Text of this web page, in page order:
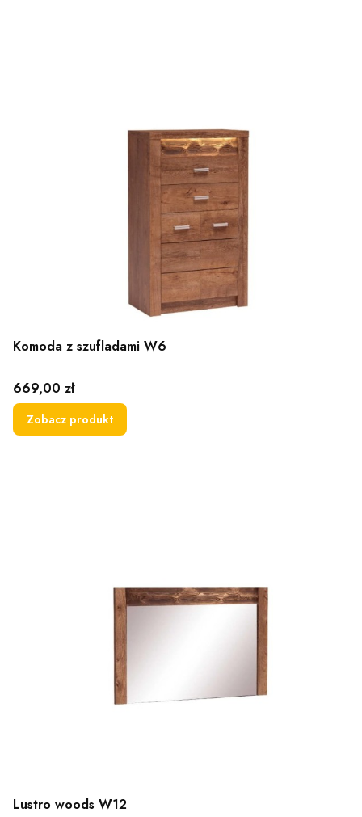
Komoda z szufladami W6
Cena
669,00 zł
Zobacz produkt
Lustro woods W12